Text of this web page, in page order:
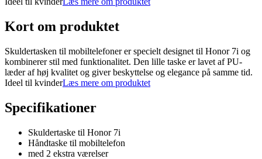
Kort om produktet
Skuldertasken til mobiltelefoner er specielt designet til Honor 7i og
kombinerer stil med funktionalitet. Den lille taske er lavet af PU-
læder af høj kvalitet og giver beskyttelse og elegance på samme tid.
Ideel til kvinderLæs mere om produktet
Specifikationer
Skuldertaske til Honor 7i
Håndtaske til mobiltelefon
med 2 ekstra værelser